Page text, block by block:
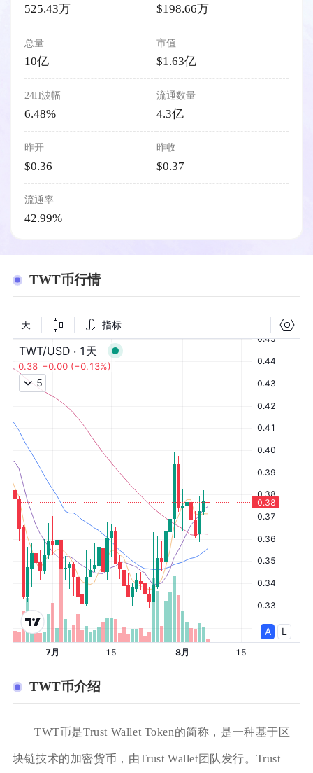
525.43万 $198.66万
总量
10亿
市值
$1.63亿
24H波幅
6.48%
流通数量
4.3亿
昨开
$0.36
昨收
$0.37
流通率
42.99%
TWT币行情
TWT币介绍
TWT币是Trust Wallet Token的简称，是一种基于区
块链技术的加密货币，由Trust Wallet团队发行。Trust